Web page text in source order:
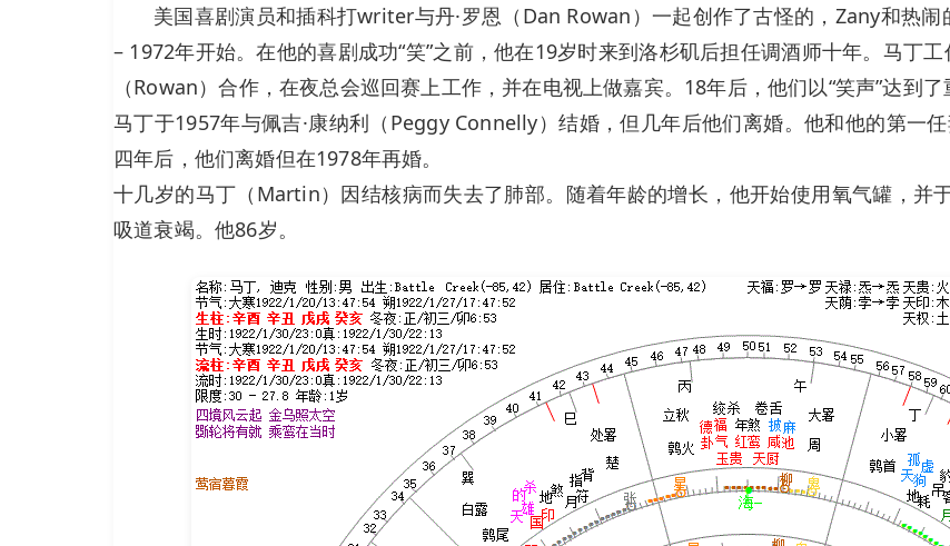
美国喜剧演员和插科打writer与丹·罗恩（Dan Rowan）一起创作了古怪的，Zany和热
– 1972年开始。在他的喜剧成功“笑”之前，他在19岁时来到洛杉矶后担任调酒师十年。马丁
（Rowan）合作，在夜总会巡回赛上工作，并在电视上做嘉宾。18年后，他们以“笑声”达到了
马丁于1957年与佩吉·康纳利（Peggy Connelly）结婚，但几年后他们离婚。他和他的第一
四年后，他们离婚但在1978年再婚。
十几岁的马丁（Martin）因结核病而失去了肺部。随着年龄的增长，他开始使用氧气罐，并
吸道衰竭。他86岁。